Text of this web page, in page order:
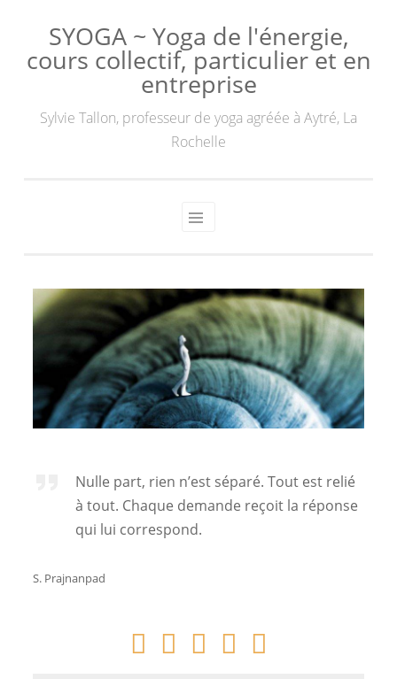
SYOGA ~ Yoga de l'énergie,
cours collectif, particulier et en
entreprise
Sylvie Tallon, professeur de yoga agréée à Aytré, La
Rochelle
Nulle part, rien n’est séparé. Tout est relié
à tout. Chaque demande reçoit la réponse
qui lui correspond.
S. Prajnanpad
    